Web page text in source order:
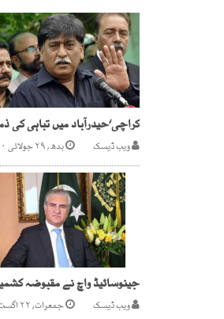
ویب ڈیسک بدھ, ۲۹ جولائی ۲۰۲۰
ویب ڈیسک جمعرات, ۲۲ اگست ۲۰۱۹